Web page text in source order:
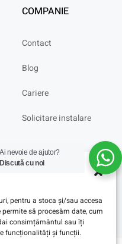
pentru a stoca și/sau accesa
să procesăm date, cum
consimțământul sau îți
funcționalități și funcții.
COMPANIE
Contact
Blog
Cariere
Solicitare instalare
Ai nevoie de ajutor?
Discută cu noi